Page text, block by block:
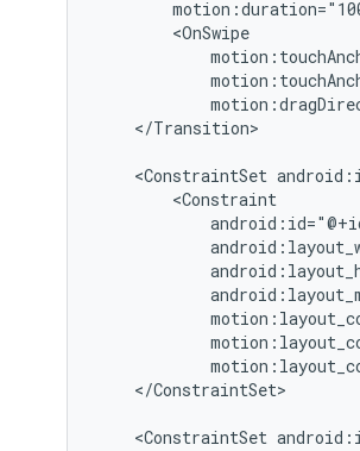
</Transition>
<ConstraintSet
</ConstraintSet>
<ConstraintSet